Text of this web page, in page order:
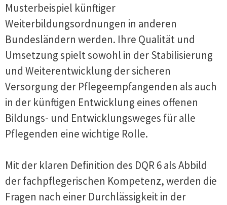
Musterbeispiel künftiger
Weiterbildungsordnungen in anderen
Bundesländern werden. Ihre Qualität und
Umsetzung spielt sowohl in der Stabilisierung
und Weiterentwicklung der sicheren
Versorgung der Pflegeempfangenden als auch
in der künftigen Entwicklung eines offenen
Bildungs- und Entwicklungsweges für alle
Pflegenden eine wichtige Rolle.
Mit der klaren Definition des DQR 6 als Abbild
der fachpflegerischen Kompetenz, werden die
Fragen nach einer Durchlässigkeit in der